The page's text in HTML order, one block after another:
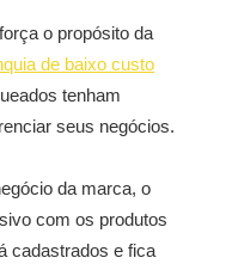
o propósito da
de baixo custo
tenham
seus negócios.
da marca, o
com os produtos
cadastrados e fica